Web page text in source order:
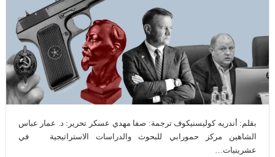
بقلم: أندريه كوليسنيكوف ترجمة: صفا مهدي عسكر تحرير: د. عمار عباس
الشاهين مركز حمورابي للبحوث والدراسات الاستراتيجية في
عشرينيات…